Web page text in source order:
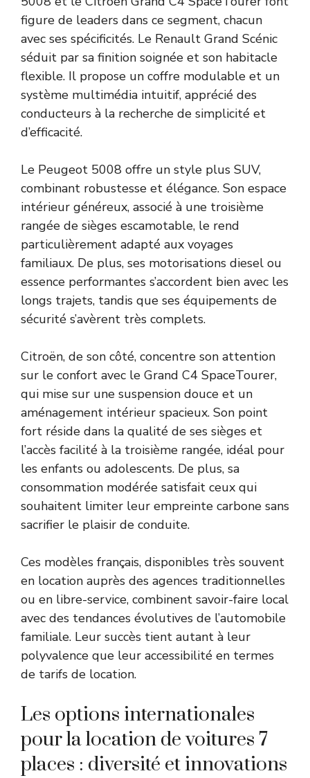
figure de leaders dans ce segment, chacun
avec ses spécificités. Le Renault Grand Scénic
séduit par sa finition soignée et son habitacle
flexible. Il propose un coffre modulable et un
système multimédia intuitif, apprécié des
conducteurs à la recherche de simplicité et
d’efficacité.
Le Peugeot 5008 offre un style plus SUV,
combinant robustesse et élégance. Son espace
intérieur généreux, associé à une troisième
rangée de sièges escamotable, le rend
particulièrement adapté aux voyages
familiaux. De plus, ses motorisations diesel ou
essence performantes s’accordent bien avec les
longs trajets, tandis que ses équipements de
sécurité s’avèrent très complets.
Citroën, de son côté, concentre son attention
sur le confort avec le Grand C4 SpaceTourer,
qui mise sur une suspension douce et un
aménagement intérieur spacieux. Son point
fort réside dans la qualité de ses sièges et
l’accès facilité à la troisième rangée, idéal pour
les enfants ou adolescents. De plus, sa
consommation modérée satisfait ceux qui
souhaitent limiter leur empreinte carbone sans
sacrifier le plaisir de conduite.
Ces modèles français, disponibles très souvent
en location auprès des agences traditionnelles
ou en libre-service, combinent savoir-faire local
avec des tendances évolutives de l’automobile
familiale. Leur succès tient autant à leur
polyvalence que leur accessibilité en termes
de tarifs de location.
Les options internationales
pour la location de voitures 7
places : diversité et innovations